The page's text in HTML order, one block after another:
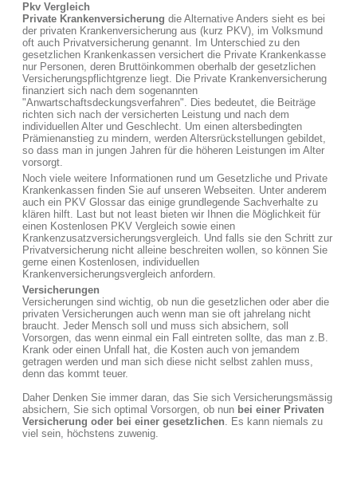
Pkv Vergleich
Private Krankenversicherung die Alternative Anders sieht es bei
der privaten Krankenversicherung aus (kurz PKV), im Volksmund
oft auch Privatversicherung genannt. Im Unterschied zu den
gesetzlichen Krankenkassen versichert die Private Krankenkasse
nur Personen, deren Bruttöinkommen oberhalb der gesetzlichen
Versicherungspflichtgrenze liegt. Die Private Krankenversicherung
finanziert sich nach dem sogenannten
"Anwartschaftsdeckungsverfahren". Dies bedeutet, die Beiträge
richten sich nach der versicherten Leistung und nach dem
individuellen Alter und Geschlecht. Um einen altersbedingten
Prämienanstieg zu mindern, werden Altersrückstellungen gebildet,
so dass man in jungen Jahren für die höheren Leistungen im Alter
vorsorgt.
Noch viele weitere Informationen rund um Gesetzliche und Private
Krankenkassen finden Sie auf unseren Webseiten. Unter anderem
auch ein PKV Glossar das einige grundlegende Sachverhalte zu
klären hilft. Last but not least bieten wir Ihnen die Möglichkeit für
einen Kostenlosen PKV Vergleich sowie einen
Krankenzusatzversicherungsvergleich. Und falls sie den Schritt zur
Privatversicherung nicht alleine beschreiten wollen, so können Sie
gerne einen Kostenlosen, individuellen
Krankenversicherungsvergleich anfordern.
Versicherungen
Versicherungen sind wichtig, ob nun die gesetzlichen oder aber die
privaten Versicherungen auch wenn man sie oft jahrelang nicht
braucht. Jeder Mensch soll und muss sich absichern, soll
Vorsorgen, das wenn einmal ein Fall eintreten sollte, das man z.B.
Krank oder einen Unfall hat, die Kosten auch von jemandem
getragen werden und man sich diese nicht selbst zahlen muss,
denn das kommt teuer.
Daher Denken Sie immer daran, das Sie sich Versicherungsmässig
absichern, Sie sich optimal Vorsorgen, ob nun bei einer Privaten
Versicherung oder bei einer gesetzlichen. Es kann niemals zu
viel sein, höchstens zuwenig.